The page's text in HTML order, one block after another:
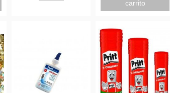
carrito